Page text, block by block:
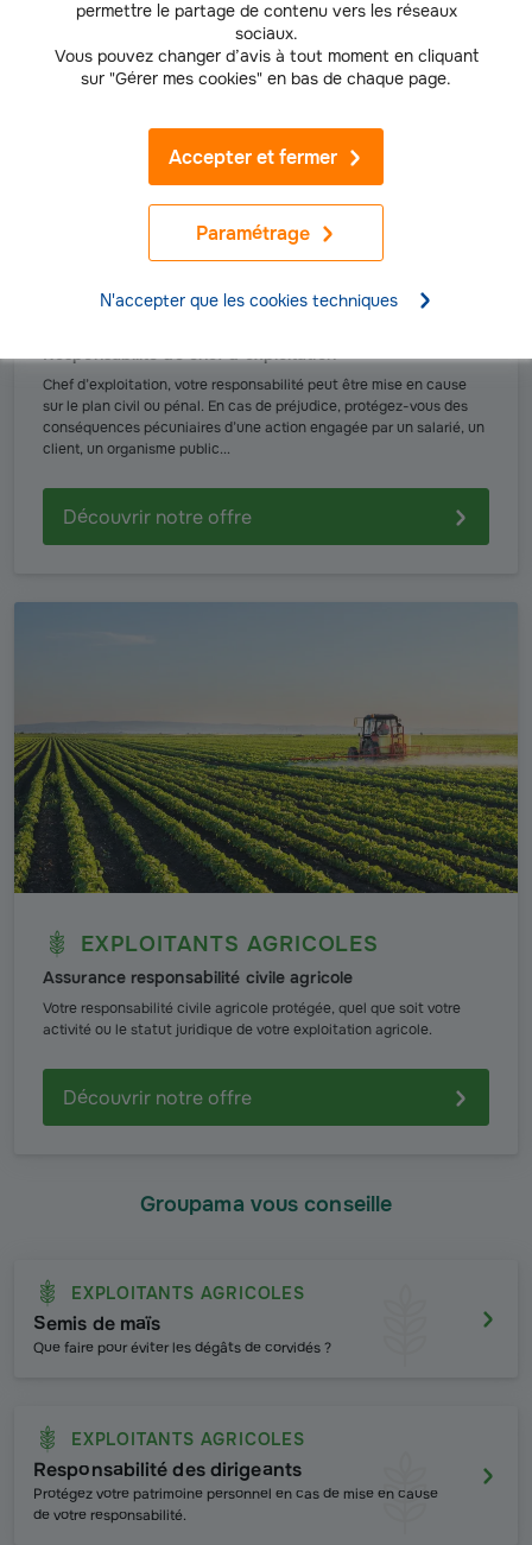
permettre le partage de contenu vers les réseaux
sociaux.
Vous pouvez changer d’avis à tout moment en cliquant
sur "Gérer mes cookies" en bas de chaque page.
Paramétrage
Accepter et fermer
N'accepter que les cookies techniques
Responsabilité du chef d’exploitation
Chef d’exploitation, votre responsabilité peut être mise en cause
sur le plan civil ou pénal. En cas de préjudice, protégez-vous des
conséquences pécuniaires d’une action engagée par un salarié, un
client, un organisme public...
Découvrir notre offre
EXPLOITANTS AGRICOLES
Assurance responsabilité civile agricole
Votre responsabilité civile agricole protégée, quel que soit votre
activité ou le statut juridique de votre exploitation agricole.
Découvrir notre offre
Groupama vous conseille
EXPLOITANTS AGRICOLES
Semis de maïs
Que faire pour éviter les dégâts de corvidés ?
EXPLOITANTS AGRICOLES
Responsabilité des dirigeants
Protégez votre patrimoine personnel en cas de mise en cause
de votre responsabilité.